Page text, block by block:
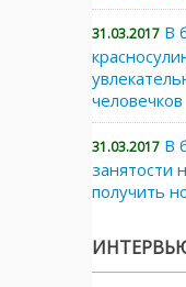
31.03.2017 В
человечков
31.03.2017 В
занятости
получить